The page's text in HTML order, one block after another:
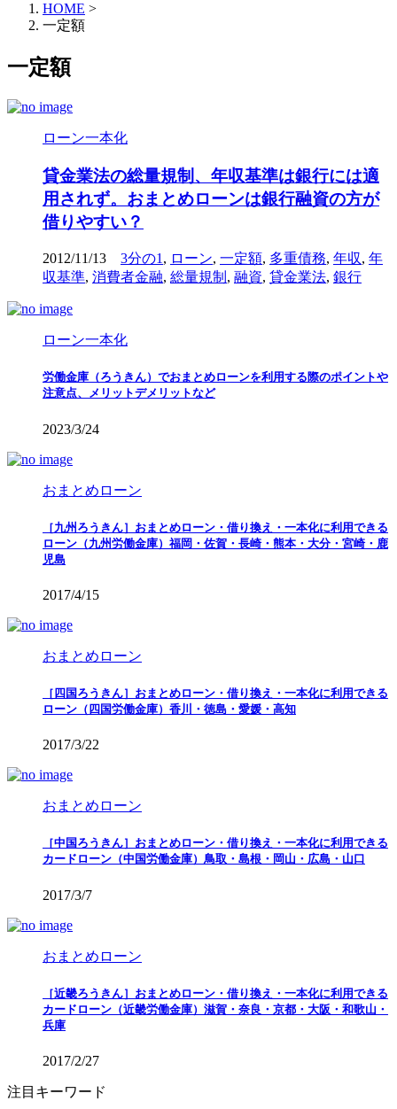
HOME >
一定額
一定額
ローン一本化
貸金業法の総量規制、年収基準は銀行には適
用されず。おまとめローンは銀行融資の方が
借りやすい？
2012/11/13 3分の1 , ローン, 一定額, 多重債務, 年収, 年
収基準, 消費者金融, 総量規制 , 融資, 貸金業法, 銀行
ローン一本化
労働金庫（ろうきん）でおまとめローンを利用する際のポイントや
注意点、メリットデメリットなど
2023/3/24
おまとめローン
［九州ろうきん］おまとめローン・借り換え・一本化に利用できる
ローン（九州労働金庫）福岡・佐賀・長崎・熊本・大分・宮崎・鹿
児島
2017/4/15
おまとめローン
［四国ろうきん］おまとめローン・借り換え・一本化に利用できる
ローン（四国労働金庫）香川・徳島・愛媛・高知
2017/3/22
おまとめローン
［中国ろうきん］おまとめローン・借り換え・一本化に利用できる
カードローン（中国労働金庫）鳥取・島根・岡山・広島・山口
2017/3/7
おまとめローン
［近畿ろうきん］おまとめローン・借り換え・一本化に利用できる
カードローン（近畿労働金庫）滋賀・奈良・京都・大阪・和歌山・
兵庫
2017/2/27
注目キーワード